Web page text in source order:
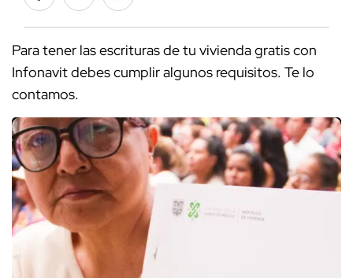
Para tener las escrituras de tu vivienda gratis con
Infonavit debes cumplir algunos requisitos. Te lo
contamos.